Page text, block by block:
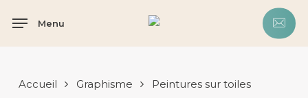
Menu
Accueil Graphisme
Peintures sur toiles